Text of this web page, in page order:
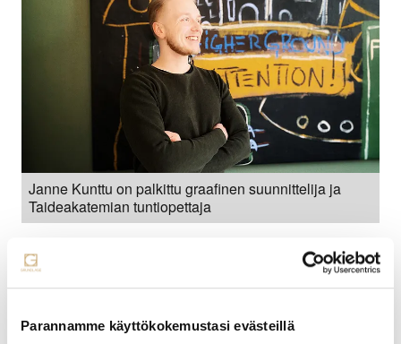
Parannamme käyttökokemustasi evästeillä
Janne Kunttu on palkittu graafinen suunnittelija ja
Taideakatemian tuntiopettaja
Millä taidoilla nykyään pärjää, mitä markkinoinnin
suunnittelijan täytyy osata?
ammattikorkeakoulun Taideakatemian tuntiopettaja,